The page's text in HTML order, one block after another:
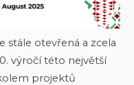
stále otevřená a zcela
výročí této největší
projektů